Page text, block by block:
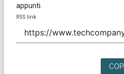
appunti.
RSS link